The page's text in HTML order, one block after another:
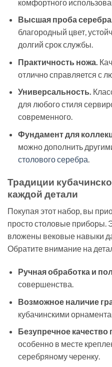
комфортного
Высшая проба
благородный цвет,
долгий срок службы.
Практичность ножа.
отлично справляется с
Универсальность.
для любого стиля
современного.
Фундамент для
можно дополнить
столового серебра.
Традиции
каждой детали
Покупая этот набор, вы
просто столовые приборы.
вложены вековые навыки
Обратите внимание на
Ручная обработка и
совершенства.
Возможное наличие
кубачинскими
Безупречное качество
особенно в месте
серебряному черенку.